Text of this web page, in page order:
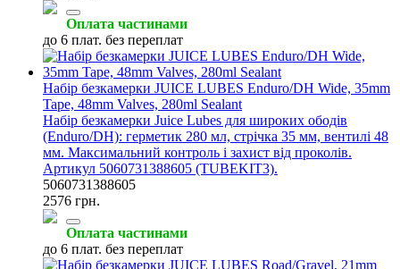
Оплата частинами
до 6 плат. без переплат
Набір безкамерки JUICE LUBES Enduro/DH Wide, 35mm
Tape, 48mm Valves, 280ml Sealant
Набір безкамерки Juice Lubes для широких ободів
(Enduro/DH): герметик 280 мл, стрічка 35 мм, вентилі 48
мм. Максимальний контроль і захист від проколів.
Артикул 5060731388605 (TUBEKIT3).
5060731388605
2576 грн.
Оплата частинами
до 6 плат. без переплат